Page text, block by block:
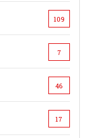
109
7
46
17